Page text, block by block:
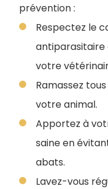
prévention :
Respectez le
antiparasitaire
votre
Ramassez
votre animal.
Apportez à
saine en
abats.
Lavez-vous